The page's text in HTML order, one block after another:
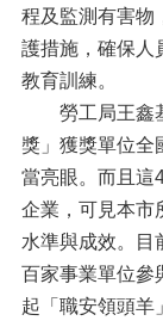
程及監測有害物
護措施，確保人
教育訓練。
勞工局王鑫基
獎」獲獎單位全
當亮眼。而且這
企業，可見本市
水準與成效。目
百家事業單位參
起「職安領頭羊